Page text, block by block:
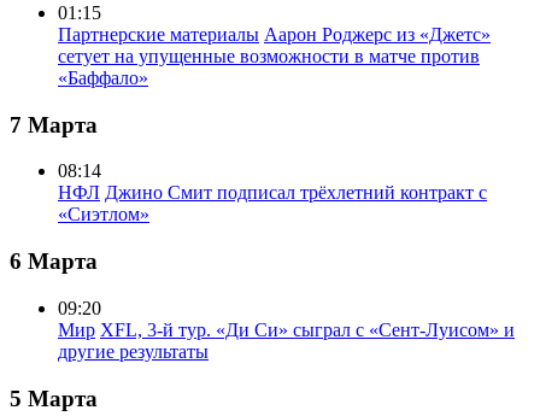
01:15
Партнерские материалы Аарон Роджерс из «Джетс»
сетует на упущенные возможности в матче против
«Баффало»
7 Марта
08:14
НФЛ Джино Смит подписал трёхлетний контракт с
«Сиэтлом»
6 Марта
09:20
Мир XFL, 3-й тур. «Ди Си» сыграл с «Сент-Луисом» и
другие результаты
5 Марта